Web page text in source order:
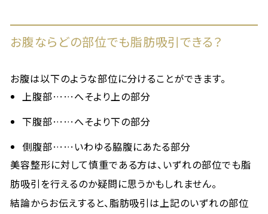
お腹ならどの部位でも脂肪吸引できる？
お腹は以下のような部位に分けることができます。
上腹部……へそより上の部分
下腹部……へそより下の部分
側腹部……いわゆる脇腹にあたる部分
美容整形に対して慎重である方は、いずれの部位でも脂
肪吸引を行えるのか疑問に思うかもしれません。
結論からお伝えすると、脂肪吸引は上記のいずれの部位